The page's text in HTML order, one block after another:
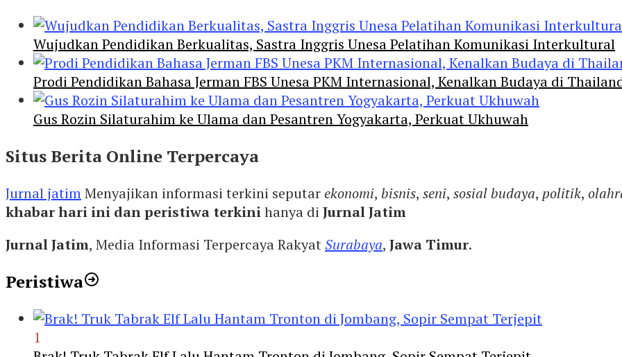
Wujudkan Pendidikan Berkualitas, Sastra Inggris Unesa Pelatihan Komunikasi Interkultural
Prodi Pendidikan Bahasa Jerman FBS Unesa PKM Internasional, Kenalkan Budaya di
Gus Rozin Silaturahim ke Ulama dan Pesantren Yogyakarta, Perkuat Ukhuwah
Situs Berita Online Terpercaya
Jurnal jatimMenyajikan informasi terkini seputarekonomi, bisnis, seni, sosial budaya, politik,
khabar hari ini dan peristiwa terkinihanya di Jurnal Jatim
Jurnal Jatim, Media Informasi Terpercaya RakyatSurabaya, Jawa Timur.
Peristiwa
1